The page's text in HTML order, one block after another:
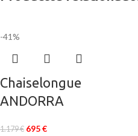
-41%
Chaiselongue
ANDORRA
1.179€ 695€